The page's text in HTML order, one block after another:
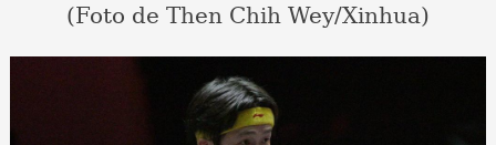
(Foto de Then Chih Wey/Xinhua)